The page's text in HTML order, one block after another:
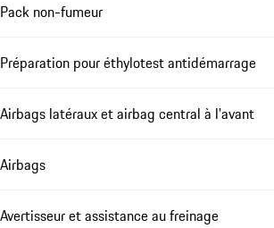
Pack non-fumeur
Préparation pour éthylotest antidémarrage
Airbags latéraux et airbag central à l'avant
Airbags
Avertisseur et assistance au freinage